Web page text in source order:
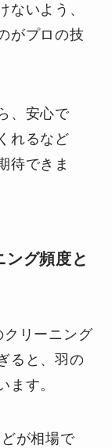
ないよう、
がプロの技
、安心で
れるなど
待できま
グ頻度と
リーニング
ると、羽の
ます。
が相場で